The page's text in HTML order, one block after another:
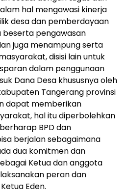
hal mengawasi kinerja
desa dan pemberdayaan
beserta pengawasan
juga menampung serta
disisi lain untuk
dalam penggunaan
Dana Desa khususnya oleh
Tangerang provinsi
dapat memberikan
hal itu diperbolehkan
BPD dan
berjalan sebagaimana
dua komitmen dan
Ketua dan anggota
peran dan
Eden.